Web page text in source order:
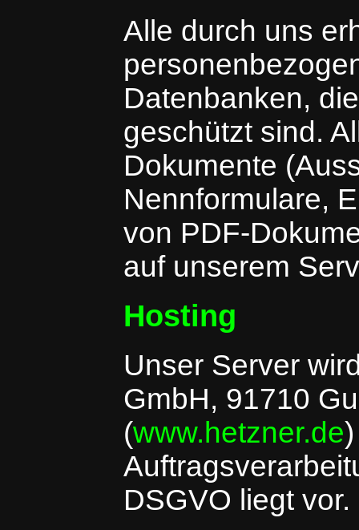
Alle durch uns
Datenbanken,
geschützt sind.
Dokumente
Nennformulare,
von PDF-
auf unserem
Hosting
Unser Server
GmbH, 91710
(www.hetzner.de
DSGVO liegt vor.